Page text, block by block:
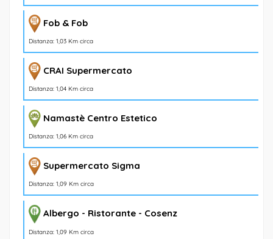
Fob & Fob
Distanza: 1,03 Km circa
CRAI Supermercato
Distanza: 1,04 Km circa
Namastè Centro Estetico
Distanza: 1,06 Km circa
Supermercato Sigma
Distanza: 1,09 Km circa
Albergo - Ristorante - Cosenz
Distanza: 1,09 Km circa